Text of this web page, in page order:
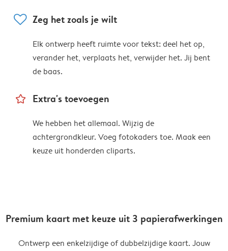
heart Zeg het zoals je wilt
Elk ontwerp heeft ruimte voor tekst: deel het op,
verander het, verplaats het, verwijder het. Jij bent
de baas.
star_outline Extra's toevoegen
We hebben het allemaal. Wijzig de
achtergrondkleur. Voeg fotokaders toe. Maak een
keuze uit honderden cliparts.
Premium kaart met keuze uit 3 papierafwerkingen
Ontwerp een enkelzijdige of dubbelzijdige kaart. Jouw